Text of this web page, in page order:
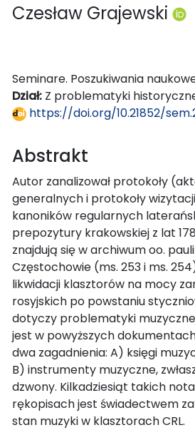
Czesław Grajewski
Seminare. Poszukiwania
Dział: Z problematyki
https://doi.org/10.21852/
Abstrakt
Autor zanalizował protokoły
generalnych i protokoły
kanoników regularnych
prepozytury krakowskiej z lat
znajdują się w archiwum oo.
Częstochowie (ms. 253 i ms.
likwidacji klasztorów na mocy
rosyjskich po powstaniu
dotyczy problematyki
jest w powyższych
dwa zagadnienia: A) księgi
B) instrumenty muzyczne,
dzwony. Kilkadziesiąt takich
rękopisach jest świadectwem
stan muzyki w klasztorach CRL.